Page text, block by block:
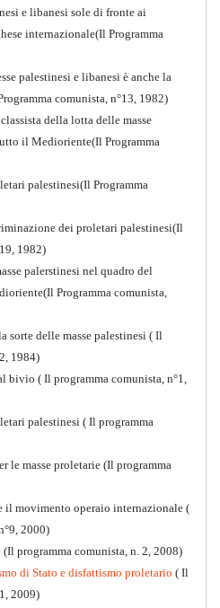
Domani
e libanesi sole di fronte ai
internazionale(Il Programma
palestinesi e libanesi è anche la
comunista, n°13, 1982)
della lotta delle masse
il Medioriente(Il Programma
palestinesi(Il Programma
dei proletari palestinesi(Il
1982)
palerstinesi nel quadro del
Programma comunista,
sorte delle masse palestinesi ( Il
1984)
bivio ( Il programma comunista, n°1,
palestinesi ( Il programma
le masse proletarie (Il programma
il movimento operaio internazionale (
2000)
(Il programma comunista, n. 2, 2008)
di Stato e disfattismo proletario ( Il
2009)